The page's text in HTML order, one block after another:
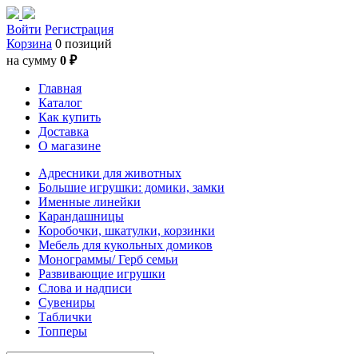
Войти Регистрация
Корзина 0 позиций
на сумму 0 ₽
Главная
Каталог
Как купить
Доставка
О магазине
Адресники для животных
Большие игрушки: домики, замки
Именные линейки
Карандашницы
Коробочки, шкатулки, корзинки
Мебель для кукольных домиков
Монограммы/ Герб семьи
Развивающие игрушки
Слова и надписи
Сувениры
Таблички
Топперы